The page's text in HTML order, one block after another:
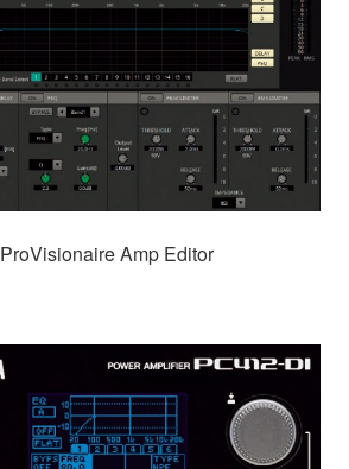
ProVisionaire Amp Editor